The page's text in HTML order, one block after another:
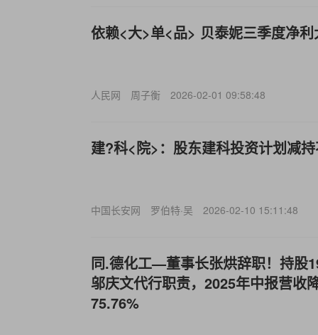
依赖<大>单<品> 贝泰妮三季度净利
人民网 周子衡 2026-02-01 09:58:48
建?科<院>：股东建科投资计划减
中国长安网 罗伯特·吴 2026-02-10 15:11:48
同.德化工—董事长张烘辞职！持股
邬庆文代行职责，2025年中报营收
75.76%